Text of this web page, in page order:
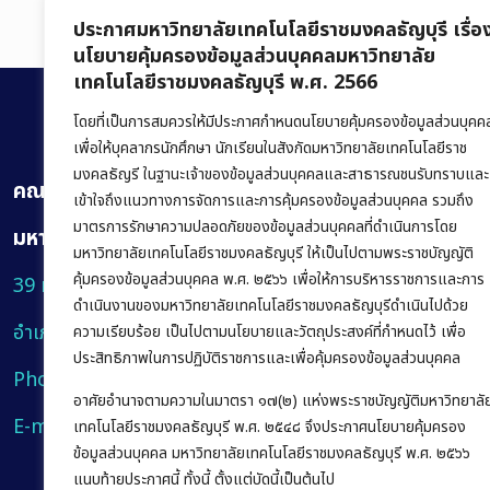
ประกาศมหาวิทยาลัยเทคโนโลยีราชมงคลธัญบุรี เรื่อ
นโยบายคุ้มครองข้อมูลส่วนบุคคลมหาวิทยาลัย
เทคโนโลยีราชมงคลธัญบุรี พ.ศ. 2566
โดยที่เป็นการสมควรให้มีประกาศกำหนดนโยบายคุ้มครองข้อมูลส่วนบุคค
เพื่อให้บุคลากรนักศึกษา นักเรียนในสังกัดมหาวิทยาลัยเทคโนโลยีราช
มงคลธัญรี ในฐานะเจ้าของข้อมูลส่วนบุคคลและสาธารณชนรับทราบและ
เข้าใจถึงแนวทางการจัดการและการคุ้มครองข้อมูลส่วนบุคคล รวมถึง
มาตรการรักษาความปลอดภัยของข้อมูลส่วนบุคคลที่ดำเนินการโดย
มหาวิทยาลัยเทคโนโลยีราชมงคลธัญบุรี ให้เป็นไปตามพระราชบัญญัติ
คุ้มครองข้อมูลส่วนบุคคล พ.ศ. ๒๕๖๖ เพื่อให้การบริหารราชการและการ
ดำเนินงานของมหาวิทยาลัยเทคโนโลยีราชมงคลธัญบุรีดำเนินไปด้วย
ความเรียบร้อย เป็นไปตามนโยบายและวัตถุประสงค์ที่กำหนดไว้ เพื่อ
ประสิทธิภาพในการปฏิบัติราชการและเพื่อคุ้มครองข้อมูลส่วนบุคคล
อาศัยอำนาจตามความในมาตรา ๑๗(๒) แห่งพระราชบัญญัติมหาวิทยาลั
เทคโนโลยีราชมงคลธัญบุรี พ.ศ. ๒๕๔๘ จึงประกาศนโยบายคุ้มครอง
ข้อมูลส่วนบุคคล มหาวิทยาลัยเทคโนโลยีราชมงคลธัญบุรี พ.ศ. ๒๕๖๖
แนบท้ายประกาศนี้ ทั้งนี้ ตั้งแต่บัดนี้เป็นต้นไป
คณะบริหารธุรกิจ
มหาวิทยาลัยเทคโนโลยีราชมงคลธัญบุรี
39 หมู่ 1 ถนนรังสิต-นครนายก ตำบลคลองหก
อำเภอคลองหลวง จังหวัดปทุมธานี 12120
Phone:
E-mail:bus@rmutt.ac.th